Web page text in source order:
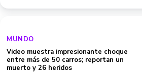
MUNDO
Video muestra impresionante choque
entre más de 50 carros; reportan un
muerto y 26 heridos